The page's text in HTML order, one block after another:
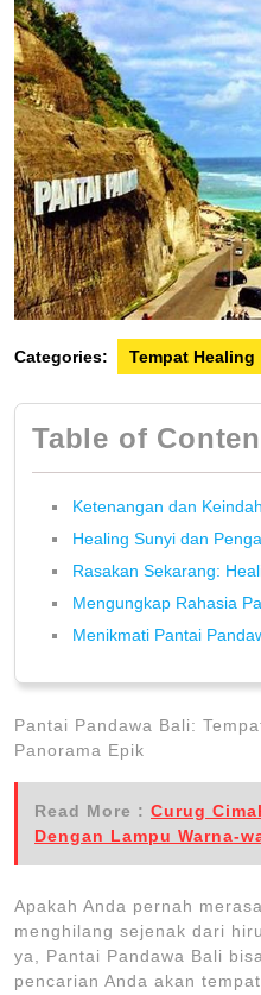
Categories: Tempat Healing
Table of
Ketenangan dan
Healing Sunyi dan
Rasakan Sekarang:
Mengungkap Rahasia
Menikmati Pantai
Pantai Pandawa Bali:
Panorama Epik
Read More : Curug
Dengan Lampu Warna-
Apakah Anda pernah
menghilang sejenak dari
ya, Pantai Pandawa Bali
pencarian Anda akan